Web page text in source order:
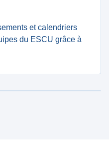
et calendriers
du ESCU grâce à